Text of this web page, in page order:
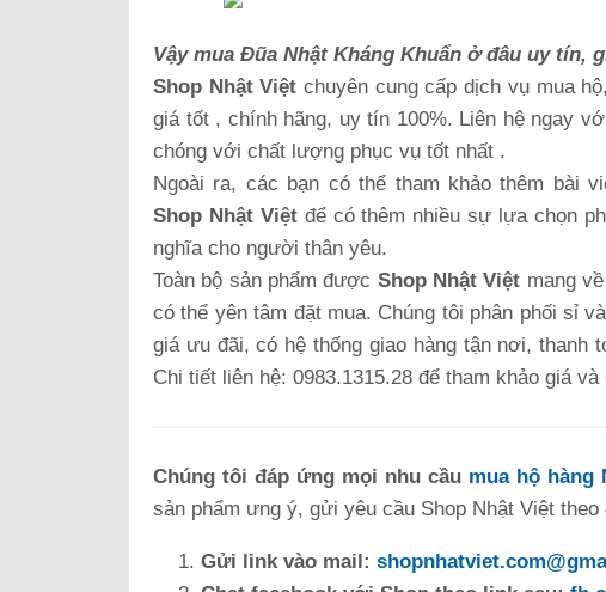
Vậy mua Đũa Nhật Kháng Khuẩn ở đâu uy tín,
Shop Nhật Việt chuyên cung cấp dịch vụ mua
giá tốt , chính hãng, uy tín 100%. Liên hệ ngay
chóng với chất lượng phục vụ tốt nhất .
Ngoài ra, các bạn có thể tham khảo thêm bài
Shop Nhật Việtđể có thêm nhiều sự lựa chọn
nghĩa cho người thân yêu.
Toàn bộ sản phẩm được Shop Nhật Việt mang
có thể yên tâm đặt mua. Chúng tôi phân phối sỉ
giá ưu đãi, có hệ thống giao hàng tận nơi,
Chi tiết liên hệ: 0983.1315.28 để tham khảo giá và
Chúng tôi đáp ứng mọi nhu cầu mua hộ hàng
sản phẩm ưng ý, gửi yêu cầu Shop Nhật Việt
Gửi link vào mail: